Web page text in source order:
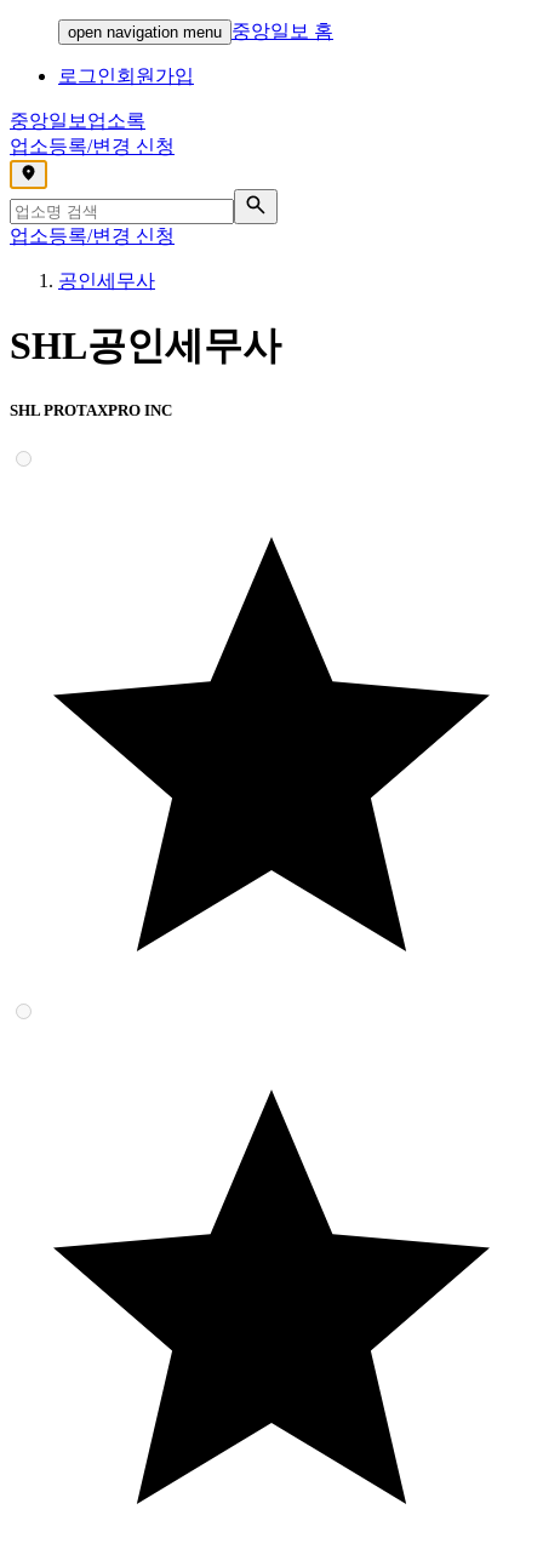
open navigation menu 중앙일보 홈
로그인회원가입
중앙일보 업소록
업소등록/변경 신청
,
업소등록/변경 신청
공인세무사
SHL공인세무사
SHL PROTAXPRO INC